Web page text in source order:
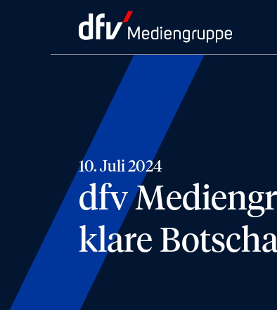
10. Juli 2024
dfv
klare